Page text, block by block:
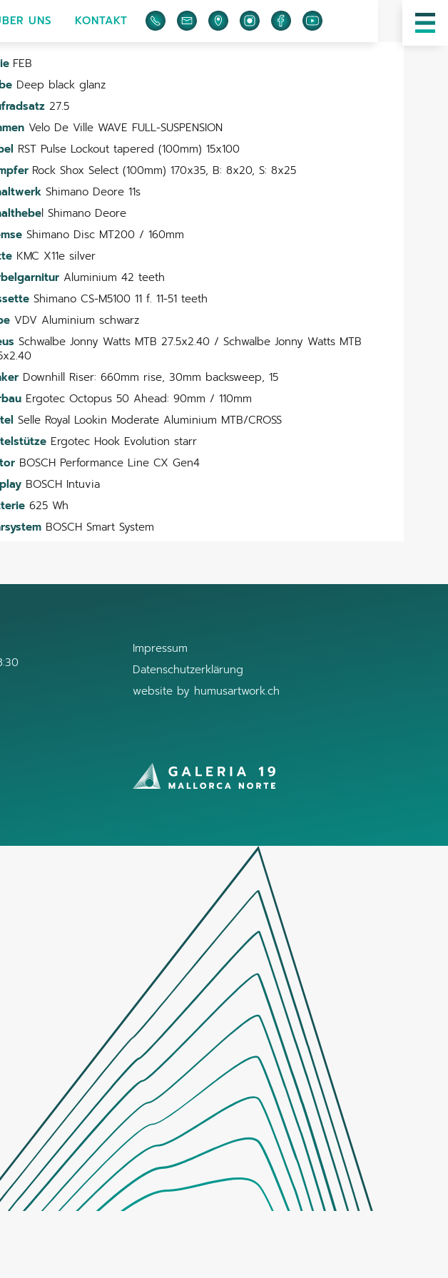
UNS KONTAKT
FEB
Deep black glanz
27.5
Velo De Ville WAVE FULL-SUSPENSION
RST Pulse Lockout tapered (100mm) 15x100
Rock Shox Select (100mm) 170x35, B: 8x20, S: 8x25
Shimano Deore 11s
l Shimano Deore
Shimano Disc MT200 / 160mm
KMC X11e silver
Aluminium 42 teeth
Shimano CS-M5100 11 f. 11-51 teeth
VDV Aluminium schwarz
Schwalbe Jonny Watts MTB 27.5x2.40 / Schwalbe Jonny Watts MTB
Downhill Riser: 660mm rise, 30mm backsweep, 15
Ergotec Octopus 50 Ahead: 90mm / 110mm
Selle Royal Lookin Moderate Aluminium MTB/CROSS
Ergotec Hook Evolution starr
BOSCH Performance Line CX Gen4
BOSCH Intuvia
625 Wh
BOSCH Smart System
Impressum
Datenschutzerklärung
website by humusartwork.ch